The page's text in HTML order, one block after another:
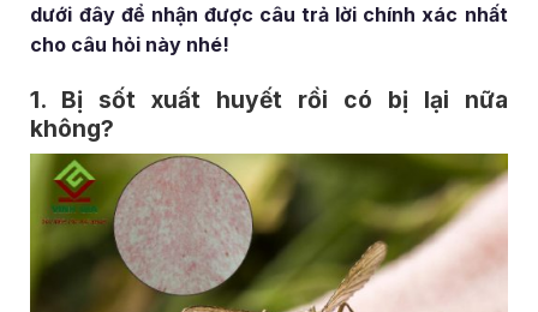
dưới đây để nhận được câu trả lời chính xác nhất
cho câu hỏi này nhé!
1. Bị sốt xuất huyết rồi có bị lại nữa
không?